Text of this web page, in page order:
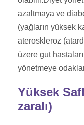
azaltmaya ve
(yağların yüksek
ateroskleroz
üzere gut
yönetmeye
Yüksek
zaralı)